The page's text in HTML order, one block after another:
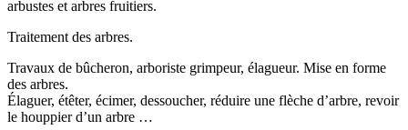
arbustes et arbres fruitiers.
Traitement des arbres.
Travaux de bûcheron, arboriste grimpeur, élagueur. Mise en forme
des arbres.
Élaguer, étêter, écimer, dessoucher, réduire une flèche d’arbre, revoir
le houppier d’un arbre …